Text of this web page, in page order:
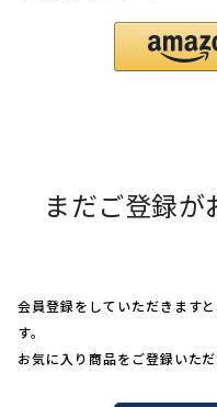
まだご登録
会員登録をしていただきます
す。
お気に入り商品をご登録いた